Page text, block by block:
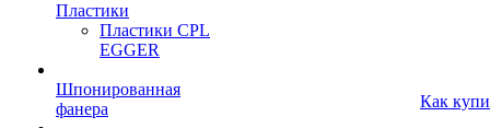
Пластики
Пластики CPL
EGGER
Шпонированная
фанера
Как